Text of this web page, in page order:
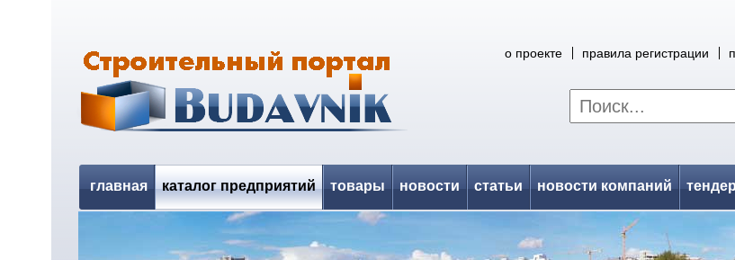
о проекте правила регистрации
главная каталог предприятий товары новости статьи новости компаний